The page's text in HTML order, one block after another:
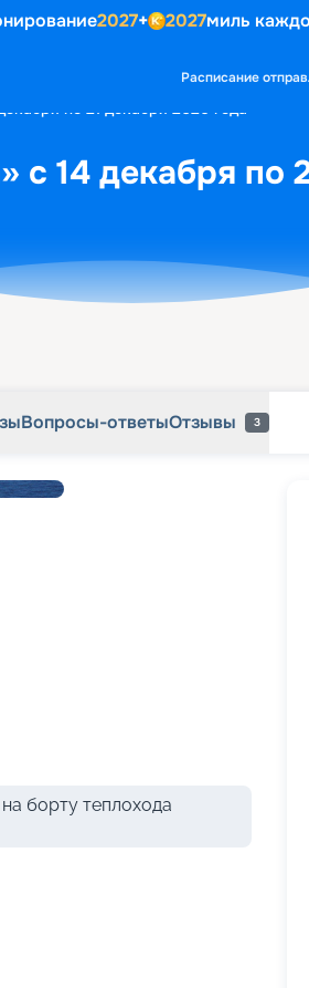
2027+ 2027миль
Расписание
по 21 декабря 2026 года
с 14 декабря по
Вопросы-ответыОтзывы 3
борту теплохода